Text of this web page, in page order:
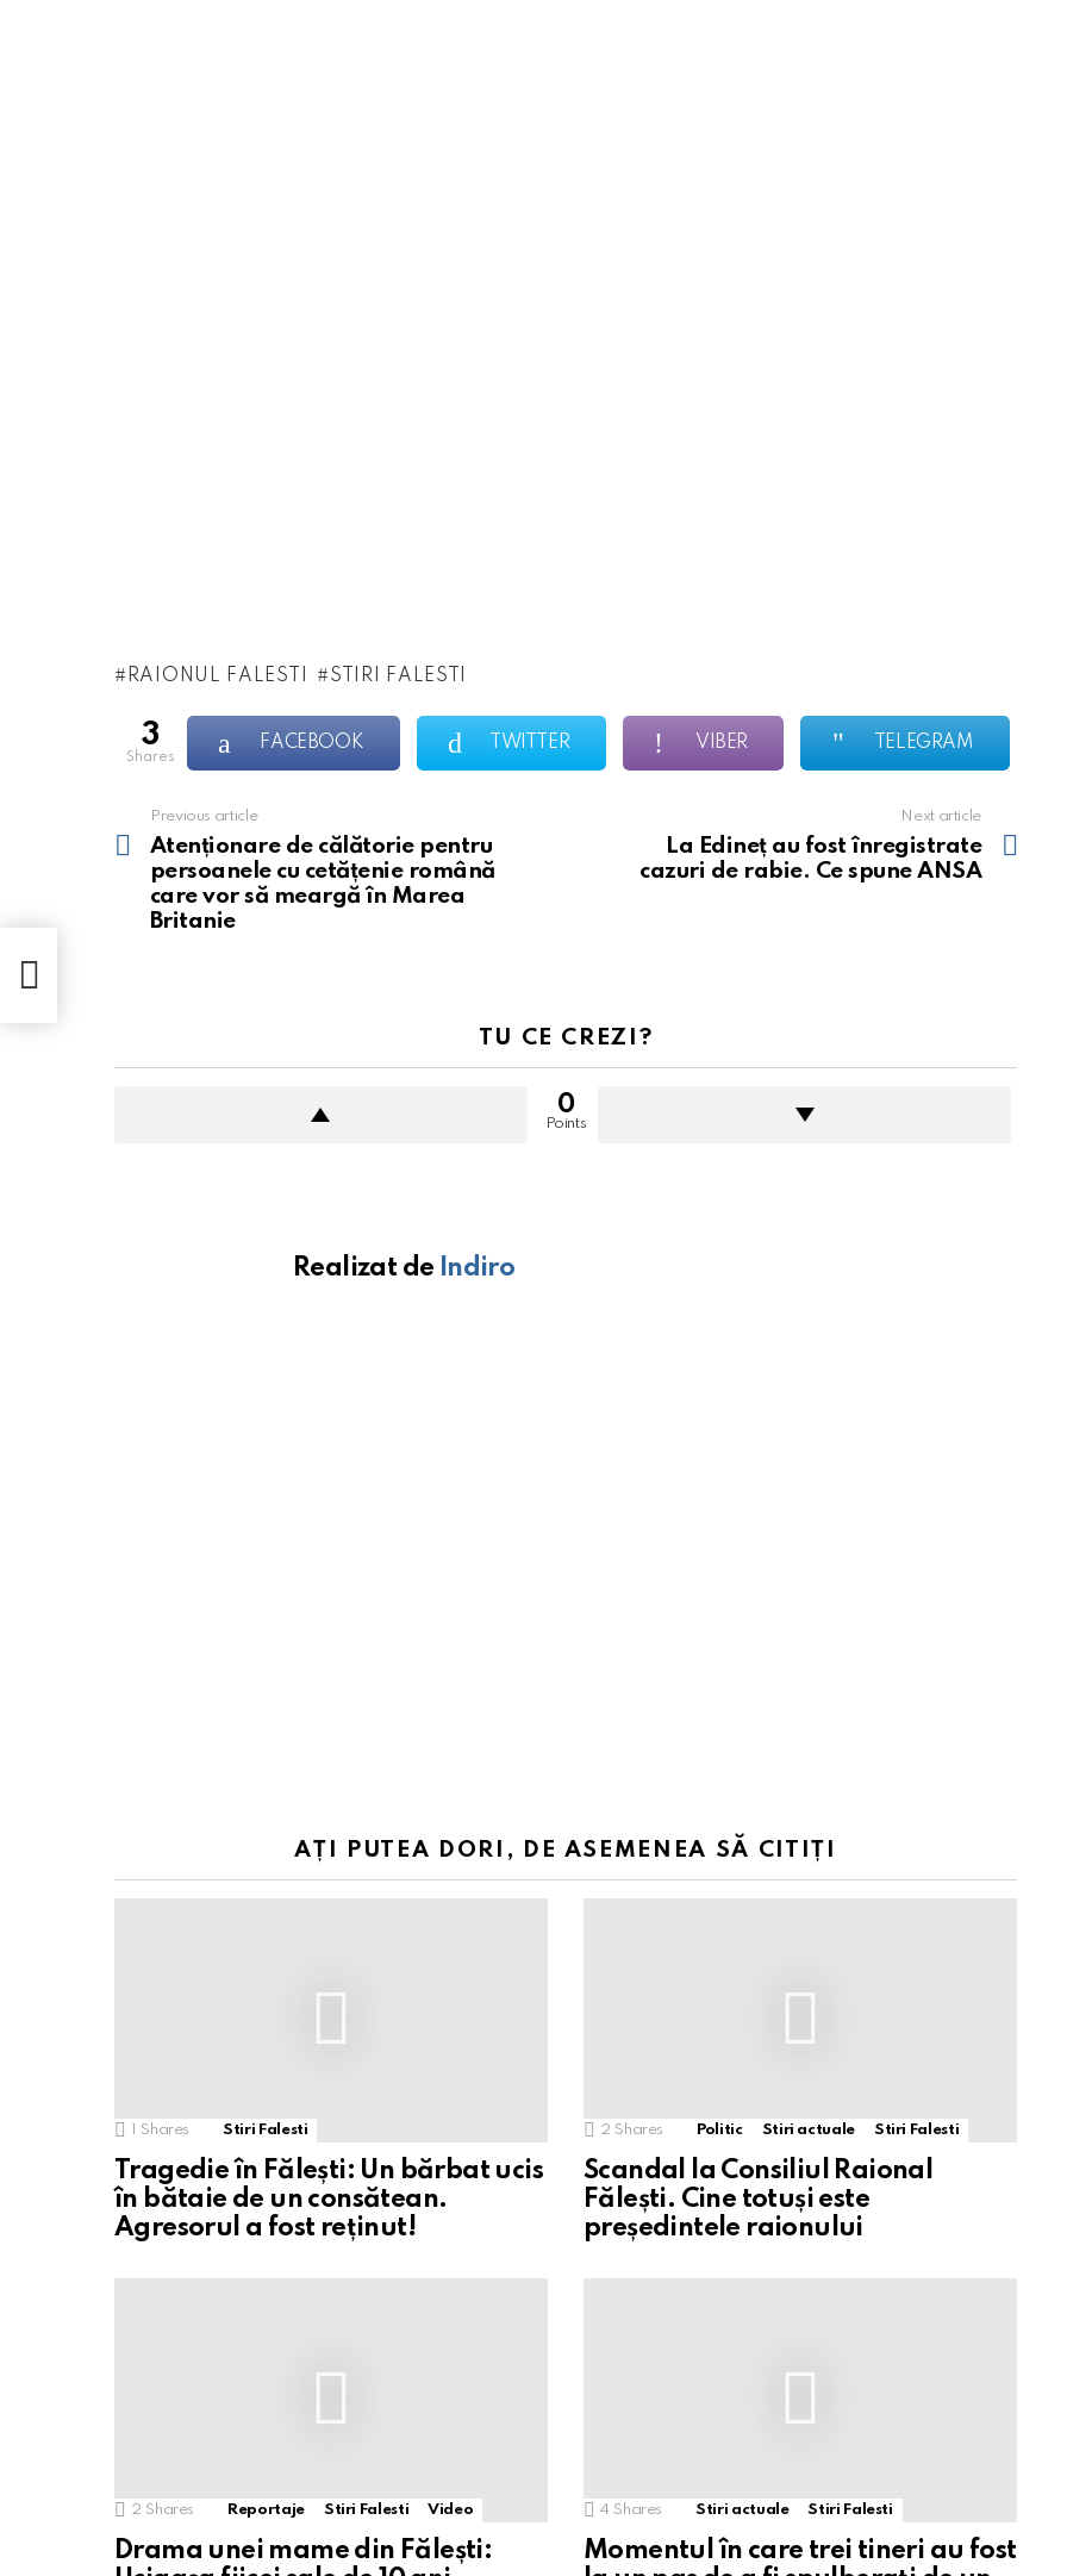
RAIONUL FALESTI STIRI FALESTI
3
shares
FACEBOOK TWITTER VIBER TELEGRAM
more
Previous article
Atenționare de călătorie pentru
persoanele cu cetățenie română
care vor să meargă în Marea
Britanie
Next article
La Edineț au fost înregistrate
cazuri de rabie. Ce spune ANSA
TU CE CREZI?
0
Points
Realizat de Indiro
AȚI PUTEA DORI, DE ASEMENEA SĂ CITIȚI
1 Shares Stiri Falesti
Tragedie în Fălești: Un bărbat ucis
în bătaie de un consătean.
Agresorul a fost reținut!
2 Shares Politic Stiri actuale Stiri Falesti
Scandal la Consiliul Raional
Fălești. Cine totuși este
președintele raionului
2 Shares Reportaje Stiri Falesti Video
Drama unei mame din Fălești:
4 Shares Stiri actuale Stiri Falesti
Momentul în care trei tineri au fost